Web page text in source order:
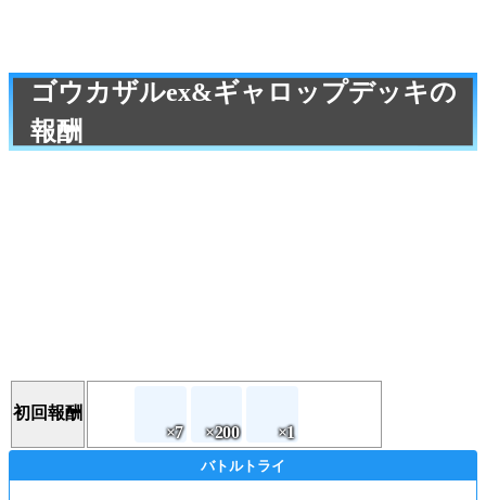
ゴウカザルex&ギャロップデッキの
報酬
初回報酬